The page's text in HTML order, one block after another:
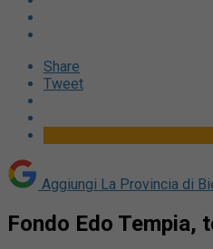
Share
Tweet
Aggiungi La Provincia di
Fondo Edo Tempia,